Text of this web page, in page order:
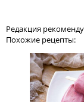
Редакция
Похожие рецепты: